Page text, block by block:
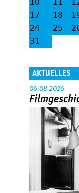
10
11
17
18
24
25
31
AKTUELLES
06.08.2026